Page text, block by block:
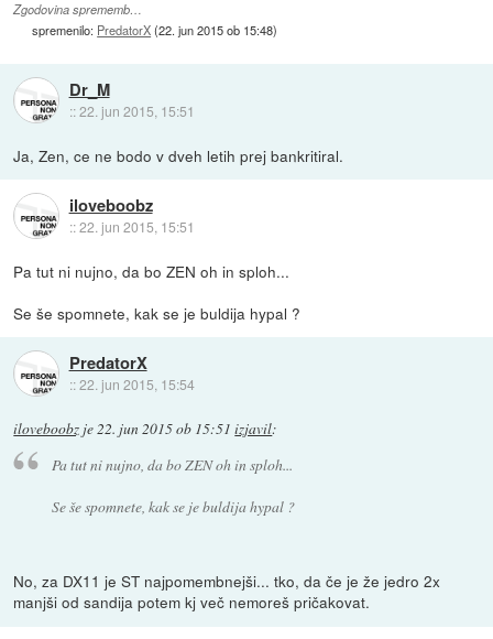
Zgodovina sprememb…
spremenilo: PredatorX(22. jun 2015 ob 15:48)
Dr_M
::22. jun 2015, 15:51
Ja, Zen, ce ne bodo v dveh letih prej bankritiral.
iloveboobz
::22. jun 2015, 15:51
Pa tut ni nujno, da bo ZEN oh in sploh...
Se še spomnete, kak se je buldija hypal ?
PredatorX
::22. jun 2015, 15:54
iloveboobz je22. jun 2015 ob 15:51 izjavil:
Pa tut ni nujno, da bo ZEN oh in sploh...
Se še spomnete, kak se je buldija hypal ?
No, za DX11 je ST najpomembnejši... tko, da če je že jedro 2x
manjši od sandija potem kj več nemoreš pričakovat.